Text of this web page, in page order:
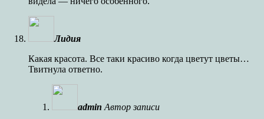
Лидия
Какая красота. Все таки красиво когда цветут цветы…
Твитнула ответно.
admin Автор записи